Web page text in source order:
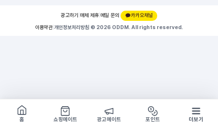
광고하기 매체 제휴 메일 문의 |
카카오채널
이용약관 개인정보처리방침 © 2026 ODDM. All rights reserved.
쇼핑몰 구경하기
방문시 1G
홈
쇼핑메이트 광고메이트 포인트 더보기